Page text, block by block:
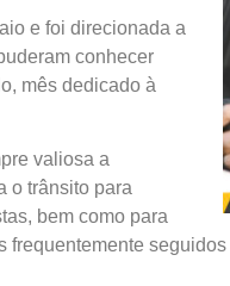
e foi direcionada a
conhecer
mês dedicado à
valiosa a
o trânsito para
bem como para
seguidos